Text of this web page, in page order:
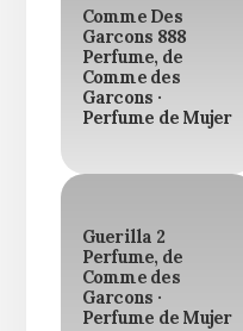
Comme Des
Garcons 888
Perfume, de
Comme des
Garcons ·
Perfume de Mujer
Guerilla 2
Perfume, de
Comme des
Garcons ·
Perfume de Mujer